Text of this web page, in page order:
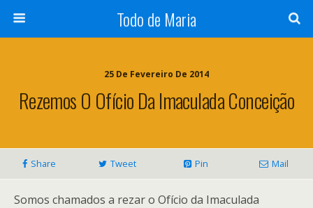
Todo de Maria
25 De Fevereiro De 2014
Rezemos O Ofício Da Imaculada Conceição
Share Tweet Pin Mail
Somos chamados a rezar o Ofício da Imaculada